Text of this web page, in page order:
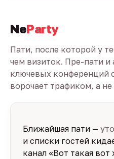
NeParty
Пати, после которой у
чем визиток. Пре-пати
ключевых конференций
ворочает трафиком, а
Ближайшая пати —
и списки гостей
канал «Вот такая вот